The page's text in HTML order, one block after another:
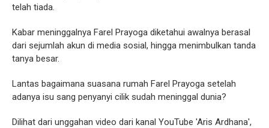
telah tiada.
Kabar meninggalnya Farel Prayoga diketahui awalnya berasal
dari sejumlah akun di media sosial, hingga menimbulkan tanda
tanya besar.
Lantas bagaimana suasana rumah Farel Prayoga setelah
adanya isu sang penyanyi cilik sudah meninggal dunia?
Dilihat dari unggahan video dari kanal YouTube 'Aris Ardhana',